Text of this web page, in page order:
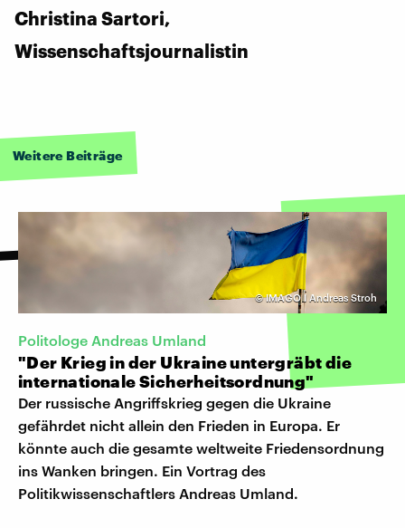
Christina Sartori,
Wissenschaftsjournalistin
Weitere Beiträge
©IMAGO I Andreas Stroh
Politologe Andreas Umland
"Der Krieg in der Ukraine untergräbt die
internationale Sicherheitsordnung"
Der russische Angriffskrieg gegen die Ukraine
gefährdet nicht allein den Frieden in Europa. Er
könnte auch die gesamte weltweite Friedensordnung
ins Wanken bringen. Ein Vortrag des
Politikwissenschaftlers Andreas Umland.